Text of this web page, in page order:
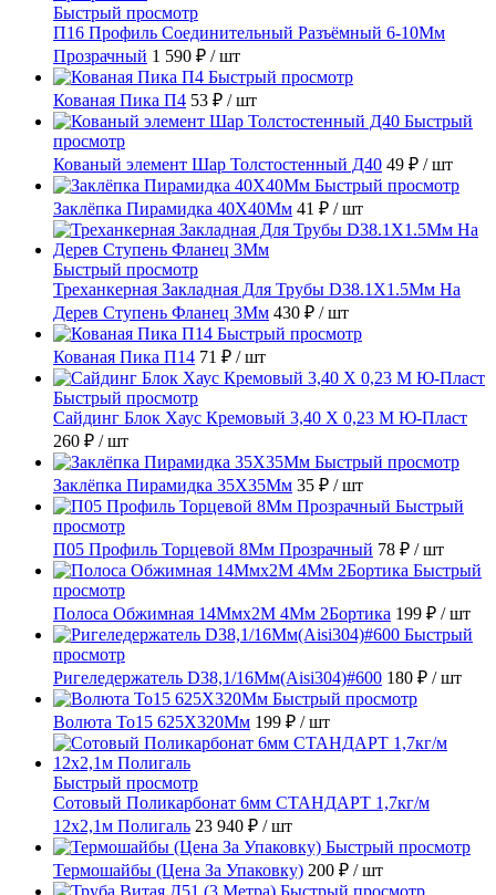
Быстрый просмотр
П16 Профиль Соединительный Разъёмный 6-10Мм
Прозрачный 1 590 ₽ / шт
Быстрый просмотр
Кованая Пика П4 53 ₽ / шт
Быстрый
просмотр
Кованый элемент Шар Толстостенный Д40 49 ₽ / шт
Быстрый просмотр
Заклёпка Пирамидка 40X40Мм 41 ₽ / шт
Быстрый просмотр
Треханкерная Закладная Для Трубы D38.1Х1.5Мм На
Дерев Ступень Фланец 3Мм 430 ₽ / шт
Быстрый просмотр
Кованая Пика П14 71 ₽ / шт
Быстрый просмотр
Сайдинг Блок Хаус Кремовый 3,40 Х 0,23 М Ю-Пласт
260 ₽ / шт
Быстрый просмотр
Заклёпка Пирамидка 35X35Мм 35 ₽ / шт
Быстрый
просмотр
П05 Профиль Торцевой 8Мм Прозрачный 78 ₽ / шт
Быстрый
просмотр
Полоса Обжимная 14Ммх2М 4Мм 2Бортика 199 ₽ / шт
Быстрый
просмотр
Ригеледержатель D38,1/16Мм(Aisi304)#600 180 ₽ / шт
Быстрый просмотр
Волюта То15 625X320Мм 199 ₽ / шт
Быстрый просмотр
Сотовый Поликарбонат 6мм СТАНДАРТ 1,7кг/м
12х2,1м Полигаль 23 940 ₽ / шт
Быстрый просмотр
Термошайбы (Цена За Упаковку) 200 ₽ / шт
Быстрый просмотр